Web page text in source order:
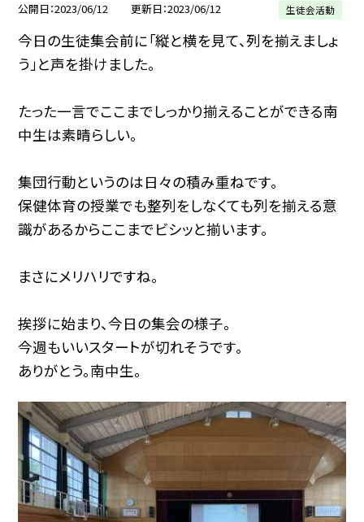
公開日 2023/06/12 更新日 2023/06/12 生徒会活動
今日の生徒集会前に「縦と横を見て、列を揃えましょ
う」と声を掛けました。
たった一言でここまでしっかり揃えることができる南
中生は素晴らしい。
集団行動というのは日々の積み重ねです。
保健体育の授業でも整列をしなくても列を揃える意
識があるからここまでビシッと揃います。
まさにメリハリですね。
挨拶に始まり、今日の集会の様子。
今週もいいスタートが切れそうです。
ありがとう。南中生。